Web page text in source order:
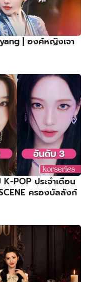
| องค์หญิงเจา
POP ประจำเดือน
ครองบัลลังก์